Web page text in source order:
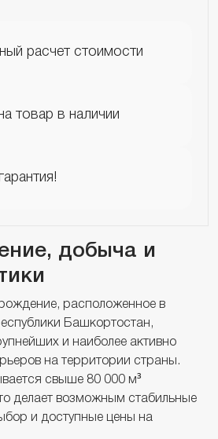
расчет стоимости
товар в наличии
добыча и
расположенное в
Башкортостан,
и наиболее активно
на территории страны.
свыше 80 000 м³
делает возможным стабильные
и доступные цены на